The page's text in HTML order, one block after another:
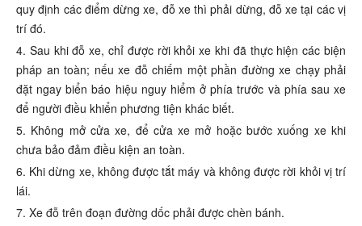
quy định các điểm dừng xe, đỗ xe thì phải dừng, đỗ xe tại các vị
trí đó.
4. Sau khi đỗ xe, chỉ được rời khỏi xe khi đã thực hiện các biện
pháp an toàn; nếu xe đỗ chiếm một phần đường xe chạy phải
đặt ngay biển báo hiệu nguy hiểm ở phía trước và phía sau xe
để người điều khiển phương tiện khác biết.
5. Không mở cửa xe, để cửa xe mở hoặc bước xuống xe khi
chưa bảo đảm điều kiện an toàn.
6. Khi dừng xe, không được tắt máy và không được rời khỏi vị trí
lái.
7. Xe đỗ trên đoạn đường dốc phải được chèn bánh.